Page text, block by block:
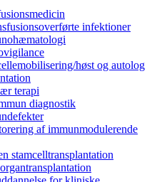
infektioner
høst og autolog
terapi
diagnostik
af immunmodulerende
stamcelltransplantation